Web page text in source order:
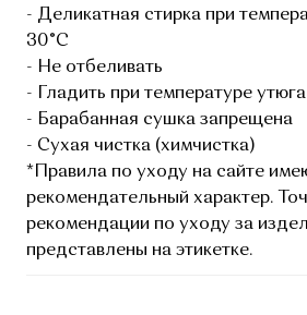
- Деликатная стирка при
30°C
- Не отбеливать
- Гладить при температуре
- Барабанная сушка запрещена
- Сухая чистка (химчистка)
*Правила по уходу на сайте
рекомендательный характер.
рекомендации по уходу за
представлены на этикетке.